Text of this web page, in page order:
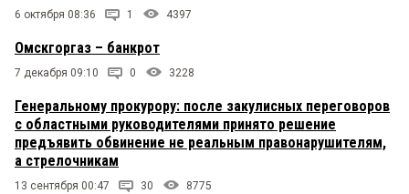
6 октября 08:36 1 4397
Омскгоргаз – банкрот
7 декабря 09:10 0 3228
Генеральному прокурору: после закулисных переговоров
с областными руководителями принято решение
предъявить обвинение не реальным правонарушителям,
а стрелочникам
13 сентября 00:47 30 8775